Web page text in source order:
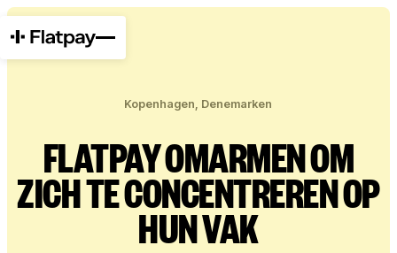
Kopenhagen, Denemarken
FLATPAY OMARMEN OM
ZICH TE CONCENTREREN OP
HUN VAK